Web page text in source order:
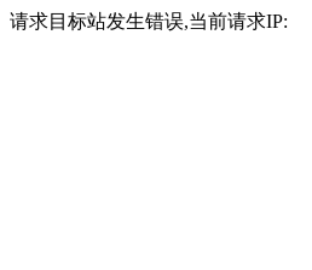
请求目标站发生错误,当前请求IP: